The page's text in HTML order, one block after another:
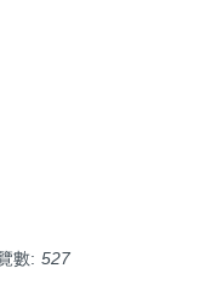
數: 527